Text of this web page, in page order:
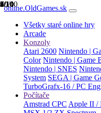
online.OldGames.sk
Všetky staré online hry
Arcade
Konzoly
Atari 2600 Nintendo |
Color Nintendo | Game
Nintendo | SNES
System SEGA | Game
TurboGrafx-16 / PC
Počítače
Amstrad CPC Apple II /
1/10
2/10
3/10
4/10
5/10
6/10
7/10
8/10
9/10
10/10